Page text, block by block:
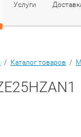
Услуги
/ Каталог товаров /